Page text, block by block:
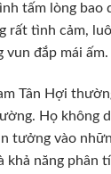
tấm lòng bao
rất tình cảm,
vun đắp mái ấm.
Tân Hợi
Họ không
tưởng vào
khả năng phân